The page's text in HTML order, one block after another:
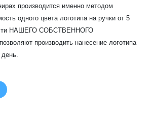
производится именно методом
одного цвета логотипа на ручки от 5
НАШЕГО СОБСТВЕННОГО
производить нанесение логотипа